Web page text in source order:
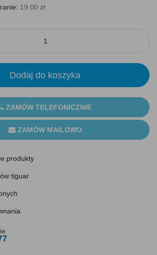
19.00 zł
Dodaj do koszyka
ZAMÓW TELEFONICZNIE
ZAMÓW MAILOWO
produkty
tiguar